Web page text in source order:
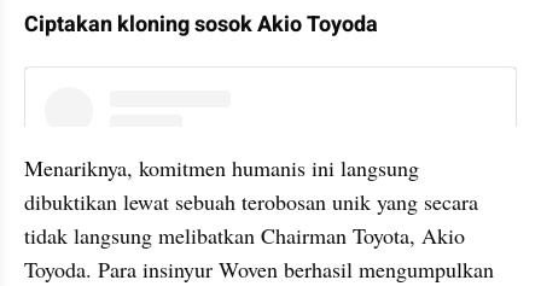
Ciptakan kloning sosok Akio Toyoda
Menariknya, komitmen humanis ini langsung
dibuktikan lewat sebuah terobosan unik yang secara
tidak langsung melibatkan Chairman Toyota, Akio
Toyoda. Para insinyur Woven berhasil mengumpulkan